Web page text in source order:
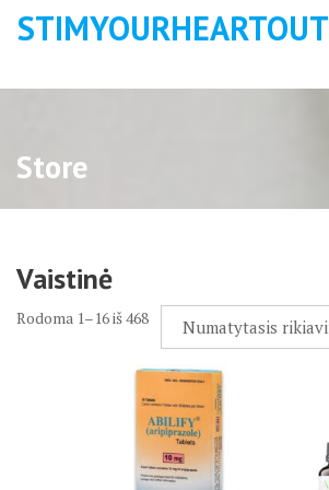
SkipSTIMYOURHEARTOUT
Store
Vaistinė
Rodoma 1–16 iš 468